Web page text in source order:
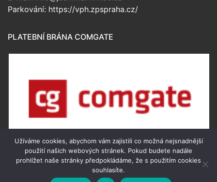
Parkování: https://vph.zpspraha.cz/
PLATEBNÍ BRÁNA COMGATE
Užíváme cookies, abychom vám zajistili co možná nejsnadnější
použití našich webových stránek. Pokud budete nadále
prohlížet naše stránky předpokládáme, že s použitím cookies
souhlasíte.